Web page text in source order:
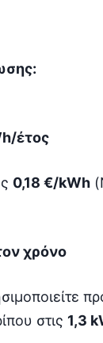
έτος
0,18 €/kWh
χρόνο
στις 1,3